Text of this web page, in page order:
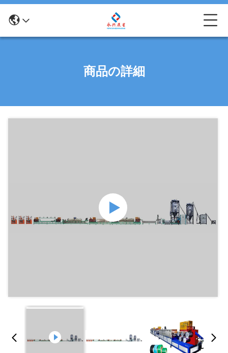
商品の詳細